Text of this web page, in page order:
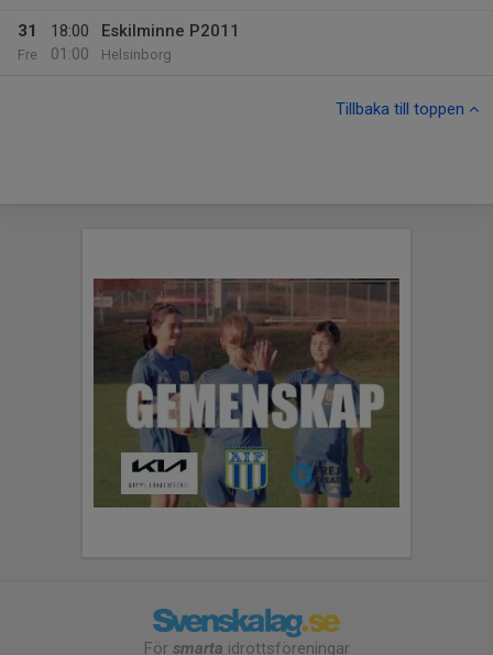
31
Fre
18:00
01:00
Eskilminne P2011
Helsinborg
Tillbaka till toppen
För smarta idrottsföreningar